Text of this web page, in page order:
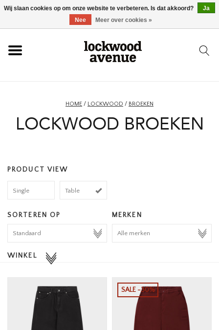
HOME
SCHOENEN
ACCESSOIRES
HOMEWARE
THE EDIT
HOME / LOCKWOOD / BROEKEN
LOCKWOOD BROEKEN
PRODUCT VIEW
Single Table
SORTEREN OP MERKEN
WINKEL
SALE -30%
Wij slaan cookies op om onze website te verbeteren. Is dat akkoord?
Ja
Nee
Meer over cookies »